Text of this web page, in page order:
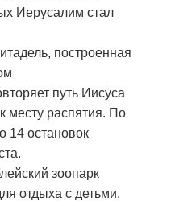
Иерусалим стал
построенная
путь Иисуса
месту распятия. По
14 остановок
зоопарк
отдыха с детьми.